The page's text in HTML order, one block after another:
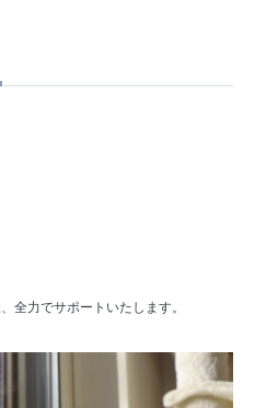
全力でサポートいたします。